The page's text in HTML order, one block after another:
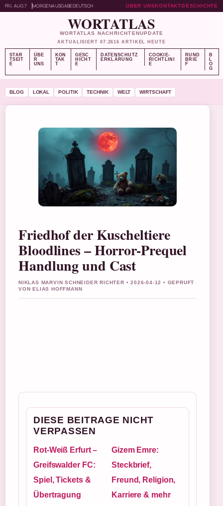
FRI, AUG 7 MORGENAUSGABEDEUTSCH ÜBER UNSKONTAKTGESCHICHTE
WORTATLAS
WORTATLAS NACHRICHTENUPDATE
AKTUALISIERT 07:2616 ARTIKEL HEUTE
STAR
TSEIT
E
ÜBE
R
UNS
KON
TAK
T
GESC
HICHT
E
DATENSCHUTZ
ERKLÄRUNG
COOKIE-
RICHTLINI
E
RUND
BRIE
F
B
L
O
G
BLOG LOKAL POLITIK TECHNIK WELT WIRTSCHAFT
Friedhof der Kuscheltiere
Bloodlines – Horror-Prequel
Handlung und Cast
NIKLAS MARVIN SCHNEIDER RICHTER • 2026-04-12 • GEPRUFT
VON ELIAS HOFFMANN
DIESE BEITRAGE NICHT
VERPASSEN
Rot-Weiß Erfurt –
Greifswalder FC:
Spiel, Tickets &
Übertragung
Gizem Emre:
Steckbrief,
Freund, Religion,
Karriere & mehr